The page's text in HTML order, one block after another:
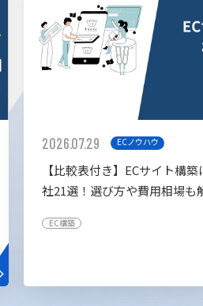
2026.07.29 ECノウハウ
【比較表付き】ECサイト構
社21選！選び方や費用相場も
EC構築